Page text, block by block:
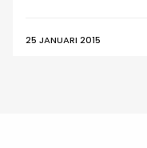
25 JANUARI 2015